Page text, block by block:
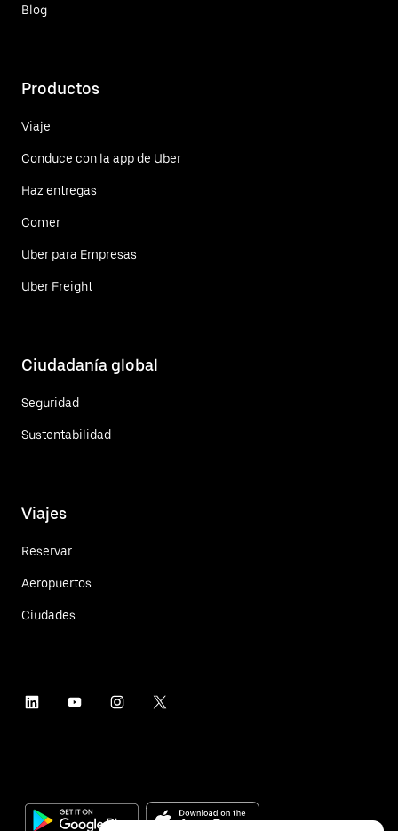
Blog
Productos
Viaje
Conduce con la app de Uber
Haz entregas
Comer
Uber para Empresas
Uber Freight
Ciudadanía global
Seguridad
Sustentabilidad
Viajes
Reservar
Aeropuertos
Ciudades